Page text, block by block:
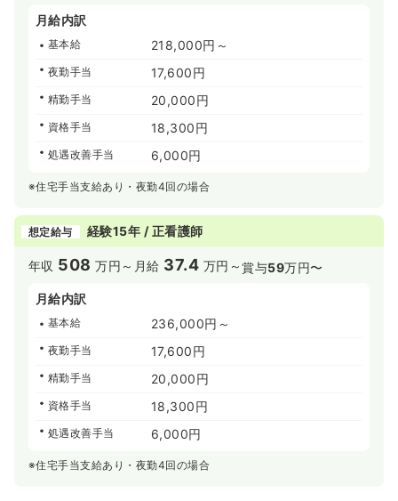
月給内訳
基本給 218,000円～
夜勤手当 17,600円
精勤手当 20,000円
資格手当 18,300円
処遇改善手当 6,000円
※住宅手当支給あり・夜勤4回の場合
想定給与 経験15年 / 正看護師
年収 508 万円～ 月給 37.4 万円～賞与59万円〜
月給内訳
基本給 236,000円～
夜勤手当 17,600円
精勤手当 20,000円
資格手当 18,300円
処遇改善手当 6,000円
※住宅手当支給あり・夜勤4回の場合